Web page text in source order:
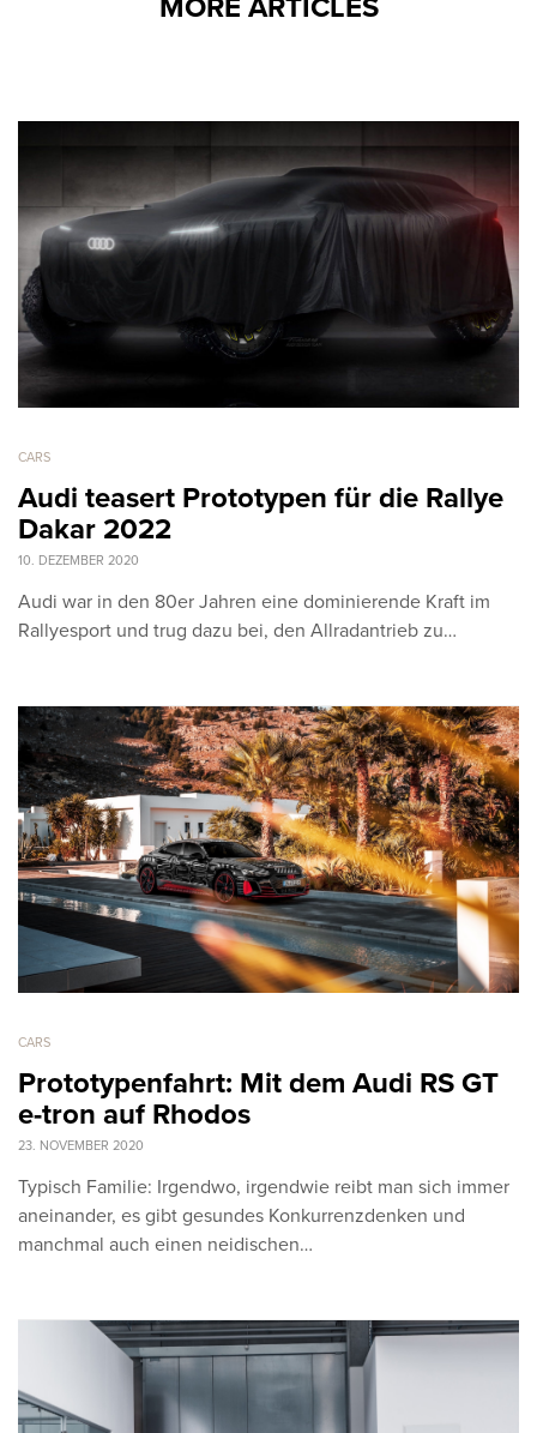
MORE ARTICLES
CARS
Audi teasert Prototypen für die Rallye
Dakar 2022
10. DEZEMBER 2020
Audi war in den 80er Jahren eine dominierende Kraft im
Rallyesport und trug dazu bei, den Allradantrieb zu…
CARS
Prototypenfahrt: Mit dem Audi RS GT
e-tron auf Rhodos
23. NOVEMBER 2020
Typisch Familie: Irgendwo, irgendwie reibt man sich immer
aneinander, es gibt gesundes Konkurrenzdenken und
manchmal auch einen neidischen…